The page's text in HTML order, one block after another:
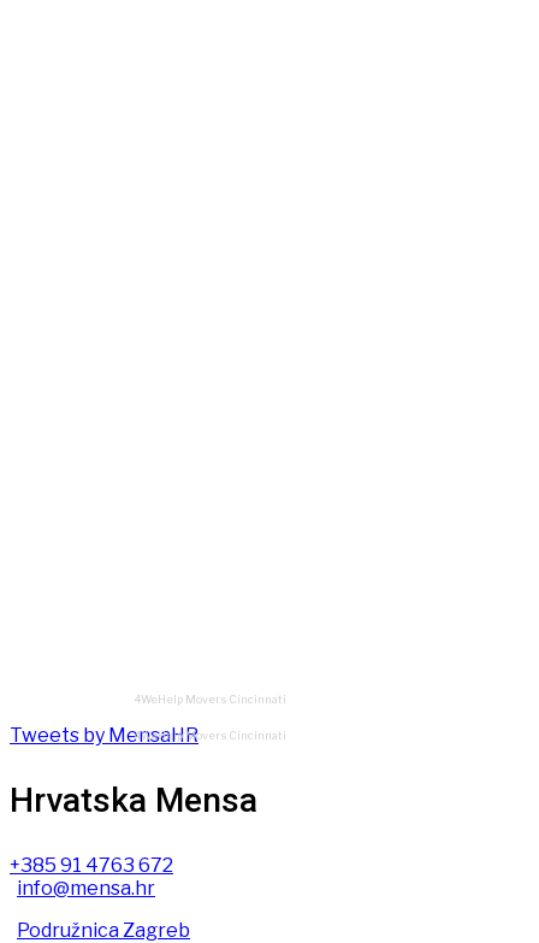
4WeHelp Movers Cincinnati
Tweets by MensaHR4WeHelp Movers Cincinnati
Hrvatska Mensa
+385 91 4763 672
info@mensa.hr
Podružnica Zagreb